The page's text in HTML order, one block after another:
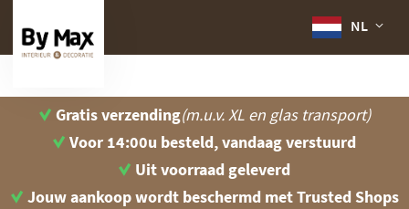
NL
Gratis verzending(m.u.v. XL en glas transport)
Voor 14:00u besteld, vandaag verstuurd
Uit voorraad geleverd
Jouw aankoop wordt beschermd met Trusted Shops